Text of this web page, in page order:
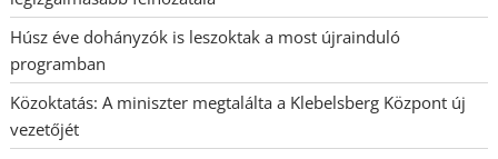
Húsz éve dohányzók is leszoktak a most újrainduló
programban
Közoktatás: A miniszter megtalálta a Klebelsberg Központ új
vezetőjét